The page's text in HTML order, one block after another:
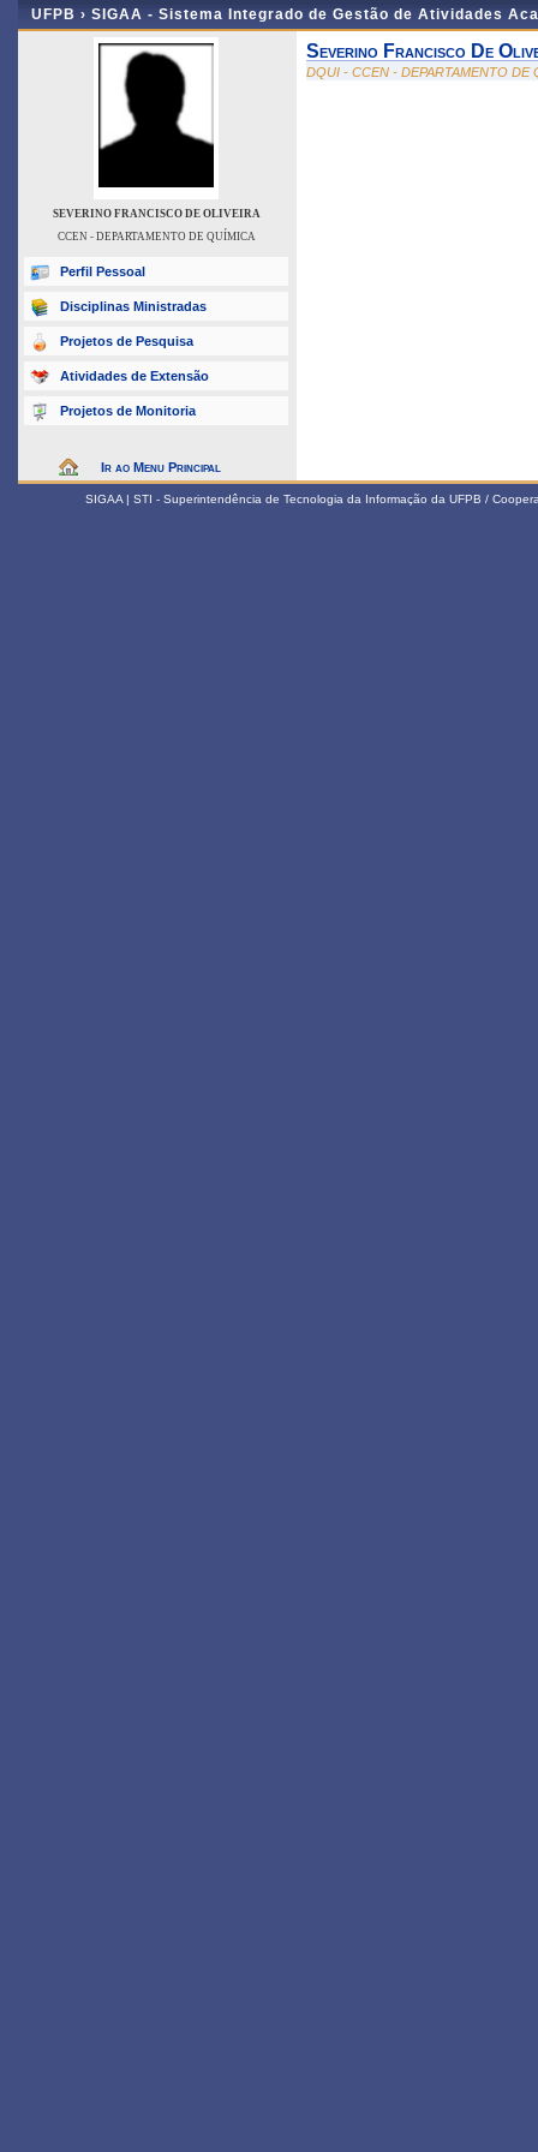
UFPB › SIGAA - Sistema Integrado de Gestão de Atividades
SEVERINO FRANCISCO DE OLIVEIRA
CCEN - DEPARTAMENTO DE QUÍMICA
Perfil Pessoal
Disciplinas Ministradas
Projetos de Pesquisa
Atividades de Extensão
Projetos de Monitoria
Ir ao Menu Principal
Severino Francisco De
DQUI - CCEN - DEPARTAMENTO DE
SIGAA | STI - Superintendência de Tecnologia da Informação da UFPB /